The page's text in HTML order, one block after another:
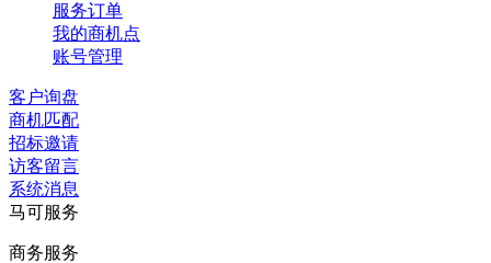
服务订单
我的商机点
账号管理
客户询盘
商机匹配
招标邀请
访客留言
系统消息
马可服务
商务服务